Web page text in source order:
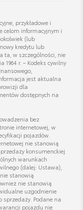
przykładowe i
celom informacyjnym i
(lub
kredytu lub
ta, w szczególności, nie
r. – Kodeks cywilny
jest aktualna
dla
dostępnych na
bez
internetowej, w
pojazdów.
nie stanowią
konsumenckiej
warunkach
(dalej: Ustawa),
stanowią
nie stanowią
uzgodnienie
Podane na
pojazdu nie